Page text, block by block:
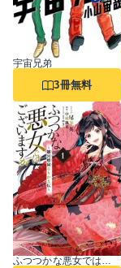
宇宙兄弟
3冊無料
ふつつかな悪女ではございますが ～雛宮蝶鼠とりかえ伝～